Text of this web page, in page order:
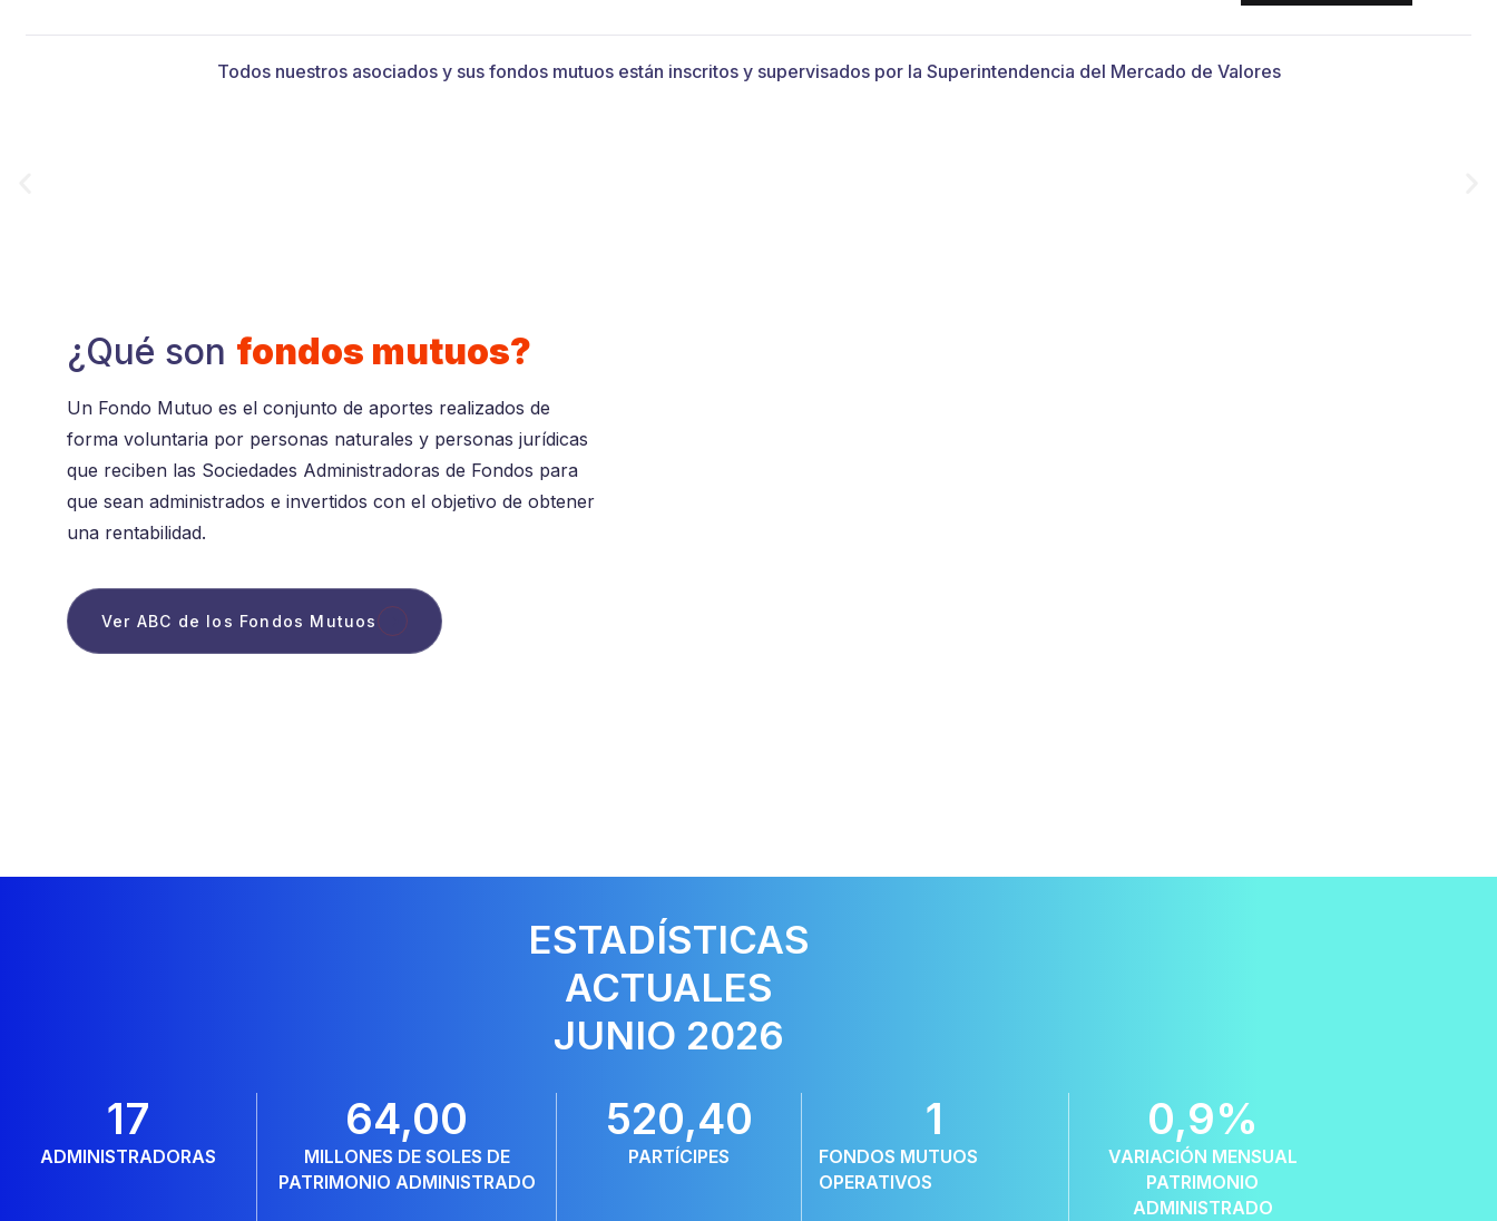
Todos nuestros asociados y sus fondos mutuos están inscritos y supervisados por la Superintendencia del Mercado de Valores
¿Qué son fondos mutuos?
Un Fondo Mutuo es el conjunto de aportes realizados de
forma voluntaria por personas naturales y personas jurídicas
que reciben las Sociedades Administradoras de Fondos para
que sean administrados e invertidos con el objetivo de obtener
una rentabilidad.
Ver ABC de los Fondos Mutuos
ESTADÍSTICAS
ACTUALES
JUNIO 2026
ADMINISTRADORAS
17
MILLONES DE SOLES DE
PATRIMONIO ADMINISTRADO
64,00
PARTÍCIPES
520,40
FONDOS MUTUOS
OPERATIVOS
1
VARIACIÓN MENSUAL
PATRIMONIO
ADMINISTRADO
0,9%